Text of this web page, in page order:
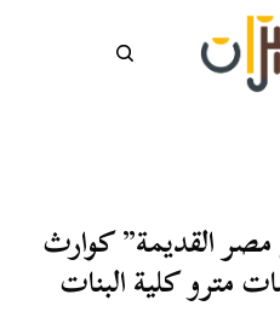
القديمة” كوارث
مترو كلية البنات